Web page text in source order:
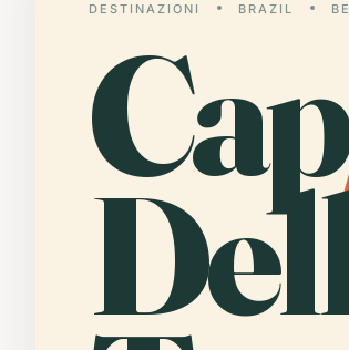
DESTINAZIONI BRAZIL
Cap